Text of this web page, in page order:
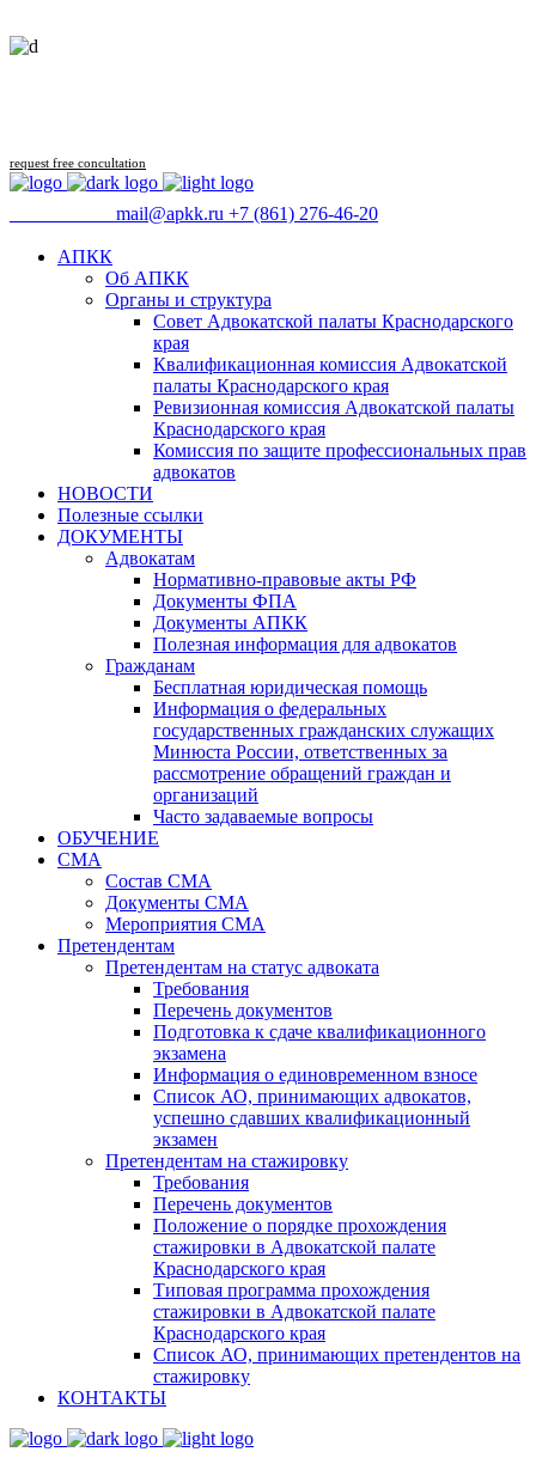
request free concultation
mail@apkk.ru +7 (861) 276-46-20
АПКК
Об АПКК
Органы и структура
Совет Адвокатской палаты Краснодарского
края
Квалификационная комиссия Адвокатской
палаты Краснодарского края
Ревизионная комиссия Адвокатской палаты
Краснодарского края
Комиссия по защите профессиональных прав
адвокатов
НОВОСТИ
Полезные ссылки
ДОКУМЕНТЫ
Адвокатам
Нормативно-правовые акты РФ
Документы ФПА
Документы АПКК
Полезная информация для адвокатов
Гражданам
Бесплатная юридическая помощь
Информация о федеральных
государственных гражданских служащих
Минюста России, ответственных за
рассмотрение обращений граждан и
организаций
Часто задаваемые вопросы
ОБУЧЕНИЕ
СМА
Состав СМА
Документы СМА
Мероприятия СМА
Претендентам
Претендентам на статус адвоката
Требования
Перечень документов
Подготовка к сдаче квалификационного
экзамена
Информация о единовременном взносе
Список АО, принимающих адвокатов,
успешно сдавших квалификационный
экзамен
Претендентам на стажировку
Требования
Перечень документов
Положение о порядке прохождения
стажировки в Адвокатской палате
Краснодарского края
Типовая программа прохождения
стажировки в Адвокатской палате
Краснодарского края
Список АО, принимающих претендентов на
стажировку
КОНТАКТЫ